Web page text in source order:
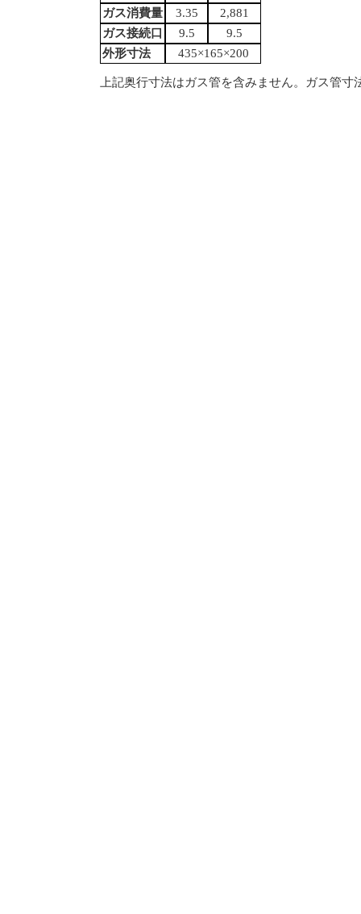
ガス消費量
3.35
2,881
ガス接続口
9.5
9.5
外形寸法
435×165×200
上記奥行寸法はガス管を含みません。ガス管寸